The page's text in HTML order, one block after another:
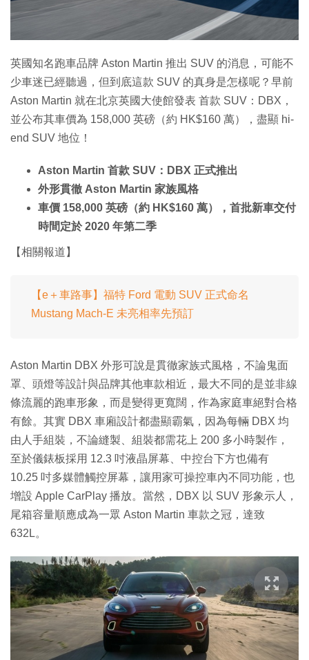
英國知名跑車品牌 Aston Martin 推出 SUV 的消息，可能不
少車迷已經聽過，但到底這款 SUV 的真身是怎樣呢？早前
Aston Martin 就在北京英國大使館發表 首款 SUV：DBX，
並公布其車價為 158,000 英磅（約 HK$160 萬），盡顯 hi-
end SUV 地位！
Aston Martin 首款 SUV：DBX 正式推出
外形貫徹 Aston Martin 家族風格
車價 158,000 英磅（約 HK$160 萬），首批新車交付
時間定於 2020 年第二季
【相關報道】
【e＋車路事】福特 Ford 電動 SUV 正式命名
Mustang Mach-E 未亮相率先預訂
Aston Martin DBX 外形可說是貫徹家族式風格，不論鬼面
罩、頭燈等設計與品牌其他車款相近，最大不同的是並非線
條流麗的跑車形象，而是變得更寬闊，作為家庭車絕對合格
有餘。其實 DBX 車廂設計都盡顯霸氣，因為每輛 DBX 均
由人手組裝，不論縫製、組裝都需花上 200 多小時製作，
至於儀錶板採用 12.3 吋液晶屏幕、中控台下方也備有
10.25 吋多媒體觸控屏幕，讓用家可操控車內不同功能，也
增設 Apple CarPlay 播放。當然，DBX 以 SUV 形象示人，
尾箱容量順應成為一眾 Aston Martin 車款之冠，達致
632L。